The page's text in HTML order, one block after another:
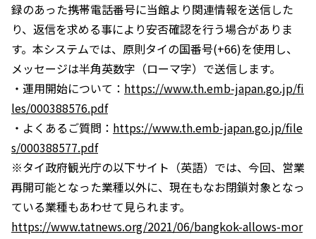
録のあった携帯電話番号に当館より関連情報を送信した
り、返信を求める事により安否確認を行う場合がありま
す。本システムでは、原則タイの国番号(+66)を使用し、
メッセージは半角英数字（ローマ字）で送信します。
・運用開始について： https://www.th.emb-japan.go.jp/fi
les/000388576.pdf
・よくあるご質問： https://www.th.emb-japan.go.jp/file
s/000388577.pdf
※タイ政府観光庁の以下サイト（英語）では、今回、営業
再開可能となった業種以外に、現在もなお閉鎖対象となっ
ている業種もあわせて見られます。
https://www.tatnews.org/2021/06/bangkok-allows-mor